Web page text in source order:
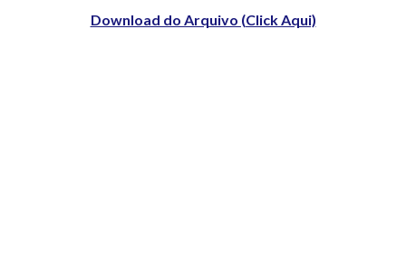
Download do Arquivo (Click Aqui)